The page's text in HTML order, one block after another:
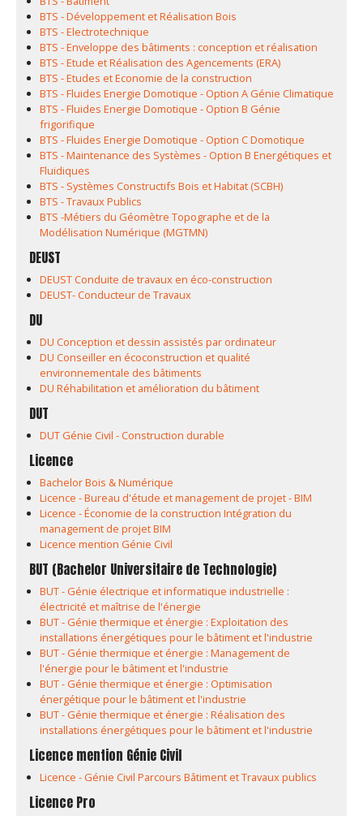
BTS - Développement et Réalisation Bois
BTS - Electrotechnique
BTS - Enveloppe des bâtiments : conception et réalisation
BTS - Etude et Réalisation des Agencements (ERA)
BTS - Etudes et Economie de la construction
BTS - Fluides Energie Domotique - Option A Génie Climatique
BTS - Fluides Energie Domotique - Option B Génie
frigorifique
BTS - Fluides Energie Domotique - Option C Domotique
BTS - Maintenance des Systèmes - Option B Energétiques et
Fluidiques
BTS - Systèmes Constructifs Bois et Habitat (SCBH)
BTS - Travaux Publics
BTS -Métiers du Géomètre Topographe et de la
Modélisation Numérique (MGTMN)
DEUST
DEUST Conduite de travaux en éco-construction
DEUST- Conducteur de Travaux
DU
DU Conception et dessin assistés par ordinateur
DU Conseiller en écoconstruction et qualité
environnementale des bâtiments
DU Réhabilitation et amélioration du bâtiment
DUT
DUT Génie Civil - Construction durable
Licence
Bachelor Bois & Numérique
Licence - Bureau d'étude et management de projet - BIM
Licence - Économie de la construction Intégration du
management de projet BIM
Licence mention Génie Civil
BUT (Bachelor Universitaire de Technologie)
BUT - Génie électrique et informatique industrielle :
électricité et maîtrise de l'énergie
BUT - Génie thermique et énergie : Exploitation des
installations énergétiques pour le bâtiment et l'industrie
BUT - Génie thermique et énergie : Management de
l'énergie pour le bâtiment et l'industrie
BUT - Génie thermique et énergie : Optimisation
énergétique pour le bâtiment et l'industrie
BUT - Génie thermique et énergie : Réalisation des
installations énergétiques pour le bâtiment et l'industrie
Licence mention Génie Civil
Licence - Génie Civil Parcours Bâtiment et Travaux publics
Licence Pro